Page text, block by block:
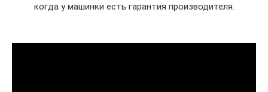
когда у машинки есть гарантия производителя.